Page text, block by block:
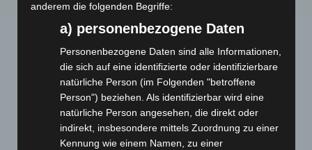
Webseite
anderem die folgenden Begriffe:
a) personenbezogene Daten
Personenbezogene Daten sind alle Informationen,
die sich auf eine identifizierte oder identifizierbare
natürliche Person (im Folgenden "betroffene
Person") beziehen. Als identifizierbar wird eine
natürliche Person angesehen, die direkt oder
indirekt, insbesondere mittels Zuordnung zu einer
Kennung wie einem Namen, zu einer